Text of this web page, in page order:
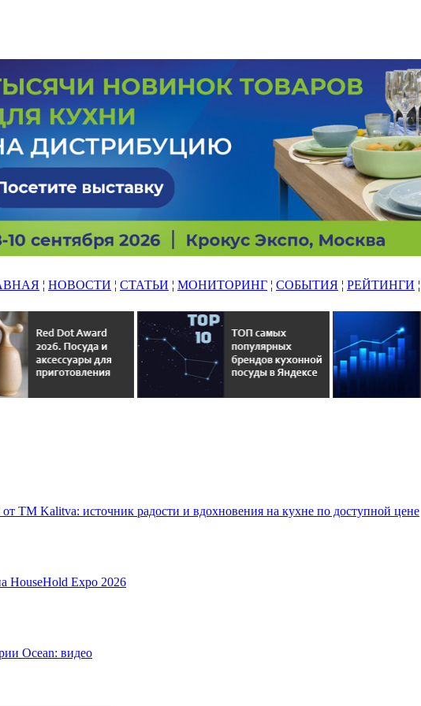
¦ НОВОСТИ ¦ СТАТЬИ ¦ МОНИТОРИНГ ¦ СОБЫТИЯ ¦ РЕЙТИНГИ ¦
ТМ Kalitva: источник радости и вдохновения на кухне по доступной цене
HouseHold Expo 2026
Ocean: видео